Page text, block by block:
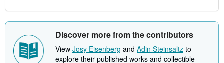
Discover more from the contributors
View Josy Eisenberg and Adin Steinsaltz to
explore their published works and collectible